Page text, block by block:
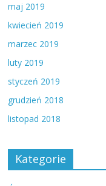
maj 2019
kwiecień 2019
marzec 2019
luty 2019
styczeń 2019
grudzień 2018
listopad 2018
Kategorie